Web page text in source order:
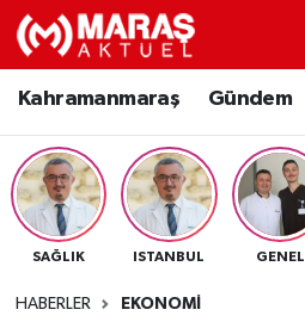
Kahramanmaraş Gündem
SAĞLIK ISTANBUL GENEL
HABERLER EKONOMI
Kahramanmaraş
Gündem
Siyaset
Nöbetçi Eczaneler
Hava Durumu
Namaz Vakitleri